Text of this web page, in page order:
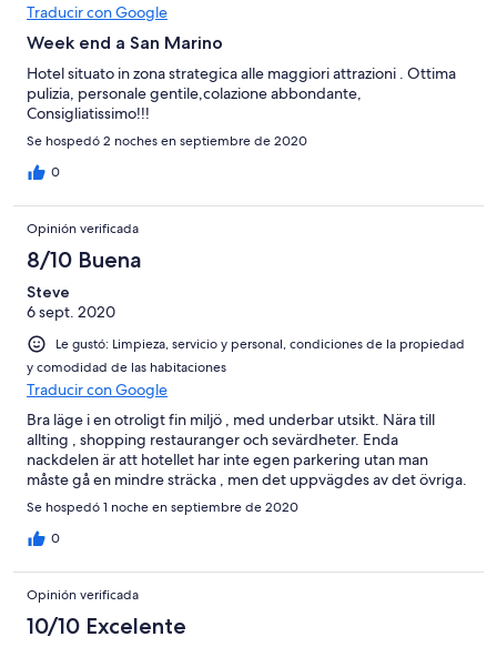
Traducir con Google
Week end a San Marino
Hotel situato in zona strategica alle maggiori attrazioni . Ottima
pulizia, personale gentile,colazione abbondante,
Consigliatissimo!!!
Se hospedó 2 noches en septiembre de 2020
0
Opinión verificada
8/10 Buena
Steve
6 sept. 2020
Le gustó: Limpieza, servicio y personal, condiciones de la propiedad
y comodidad de las habitaciones
Traducir con Google
Bra läge i en otroligt fin miljö , med underbar utsikt. Nära till
allting , shopping restauranger och sevärdheter. Enda
nackdelen är att hotellet har inte egen parkering utan man
måste gå en mindre sträcka , men det uppvägdes av det övriga.
Se hospedó 1 noche en septiembre de 2020
0
Opinión verificada
10/10 Excelente